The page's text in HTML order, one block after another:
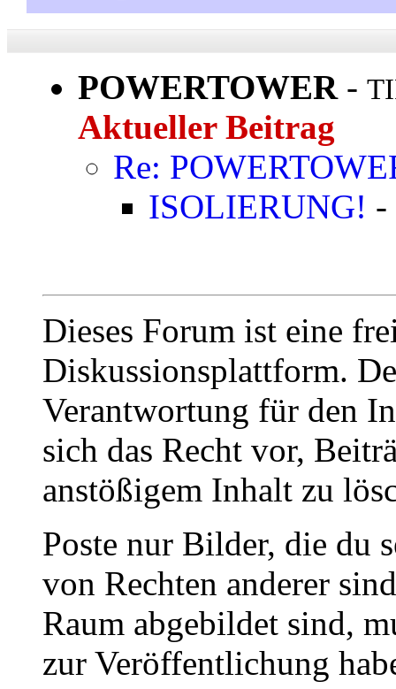
POWERTOWER-
Aktueller Beitrag
Re:
ISOLIERUNG! -
Dieses Forum ist eine
Diskussionsplattform.
Verantwortung für den
sich das Recht vor,
anstößigem Inhalt zu
Poste nur Bilder, die du
von Rechten anderer
Raum abgebildet sind,
zur Veröffentlichung